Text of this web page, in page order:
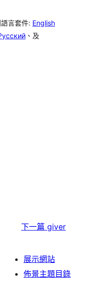
言套件: English
、及
下一篇 giver
展示網站
佈景主題目錄